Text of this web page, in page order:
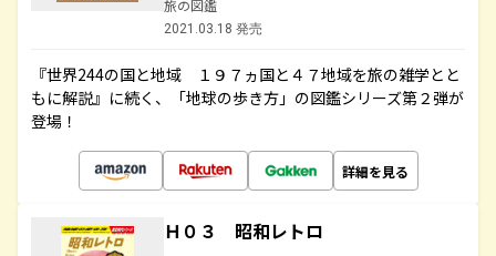
旅の図鑑
2021.03.18 発売
『世界244の国と地域 １９７ヵ国と４７地域を旅の雑学とと
もに解説』に続く、「地球の歩き方」の図鑑シリーズ第２弾が
登場！
詳細を見る
Ｈ０３ 昭和レトロ